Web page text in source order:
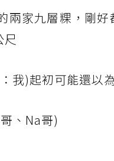
兩家九層粿，剛
我)起初可能還以
、Na哥)